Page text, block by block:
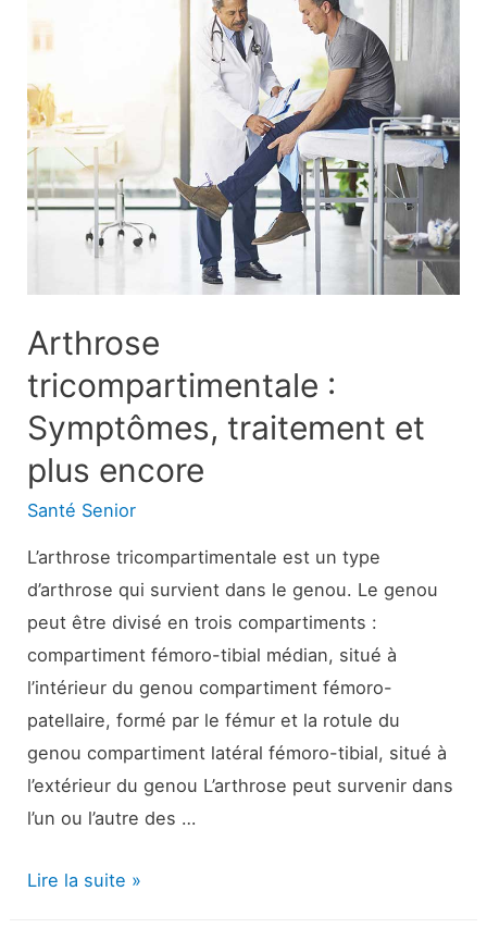
Définition
éducation
des
patients
Arthrose
tricompartimentale :
Symptômes, traitement et
plus encore
Santé Senior
L’arthrose tricompartimentale est un type
d’arthrose qui survient dans le genou. Le genou
peut être divisé en trois compartiments :
compartiment fémoro-tibial médian, situé à
l’intérieur du genou compartiment fémoro-
patellaire, formé par le fémur et la rotule du
genou compartiment latéral fémoro-tibial, situé à
l’extérieur du genou L’arthrose peut survenir dans
l’un ou l’autre des …
Arthrose
Lire la suite »